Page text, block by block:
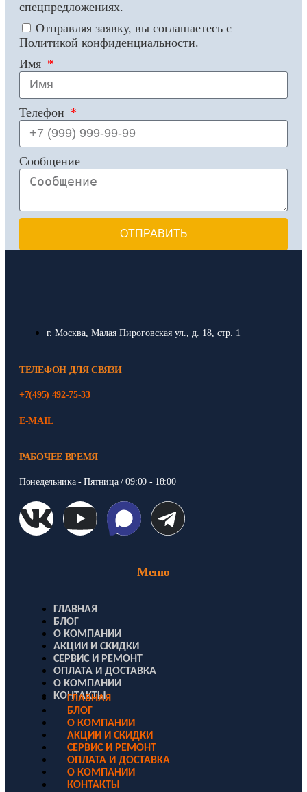
спецпредложениях.
Отправляя заявку, вы соглашаетесь с
Политикой конфиденциальности.
Имя
Телефон
Сообщение
ОТПРАВИТЬ
г. Москва, Малая Пироговская ул., д. 18, стр. 1
ТЕЛЕФОН ДЛЯ СВЯЗИ
+7(495) 492-75-33
E-MAIL
РАБОЧЕЕ ВРЕМЯ
Понедельника - Пятница / 09:00 - 18:00
Меню
ГЛАВНАЯ
БЛОГ
О КОМПАНИИ
АКЦИИ И СКИДКИ
СЕРВИС И РЕМОНТ
ОПЛАТА И ДОСТАВКА
О КОМПАНИИ
КОНТАКТЫ
ГЛАВНАЯ
БЛОГ
О КОМПАНИИ
АКЦИИ И СКИДКИ
СЕРВИС И РЕМОНТ
ОПЛАТА И ДОСТАВКА
О КОМПАНИИ
КОНТАКТЫ